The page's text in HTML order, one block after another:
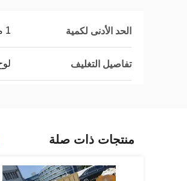
الحد الأدنى لكمية 1 مجموعة
تفاصيل التغليف
منتجات ذات صلة